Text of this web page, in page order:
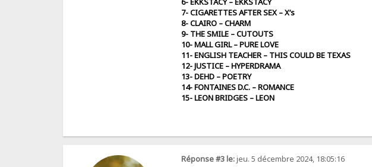
7- CIGARETTES AFTER SEX – X’s
8- CLAIRO – CHARM
9- THE SMILE – CUTOUTS
10- MALL GIRL – PURE LOVE
11- ENGLISH TEACHER – THIS COULD BE TEXAS
12- JUSTICE – HYPERDRAMA
13- DEHD – POETRY
14- FONTAINES D.C. – ROMANCE
15- LEON BRIDGES – LEON
Réponse #3 le:jeu. 5 décembre 2024, 18:05:16